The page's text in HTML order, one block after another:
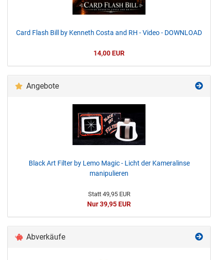
Card Flash Bill by Kenneth Costa and RH - Video - DOWNLOAD
14,00 EUR
Angebote
Black Art Filter by Lemo Magic - Licht der Kameralinse
manipulieren
Statt 49,95 EUR
Nur 39,95 EUR
Abverkäufe